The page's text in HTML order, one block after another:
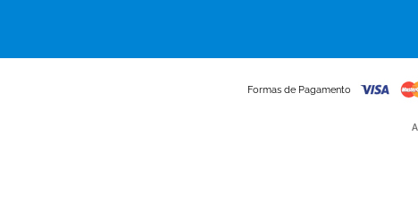
Formas de Pagamento